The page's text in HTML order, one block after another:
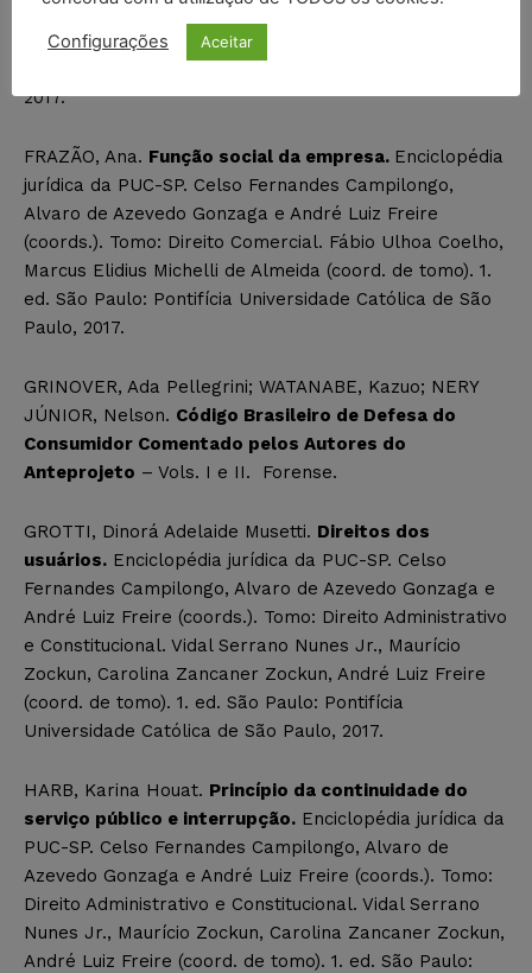
Celso Fernandes Campilongo, Alvaro de Azevedo
Gonzaga, André Luiz Freire (coord. de tomo). 1. ed. São
2017.
FRAZÃO, Ana. Função social da empresa. Enciclopédia
jurídica da PUC-SP. Celso Fernandes Campilongo,
Alvaro de Azevedo Gonzaga e André Luiz Freire
(coords.). Tomo: Direito Comercial. Fábio Ulhoa Coelho,
Marcus Elidius Michelli de Almeida (coord. de tomo). 1.
ed. São Paulo: Pontifícia Universidade Católica de São
Paulo, 2017.
GRINOVER, Ada Pellegrini; WATANABE, Kazuo; NERY
JÚNIOR, Nelson. Código Brasileiro de Defesa do
Consumidor Comentado pelos Autores do
Anteprojeto – Vols. I e II. Forense.
GROTTI, Dinorá Adelaide Musetti. Direitos dos
usuários. Enciclopédia jurídica da PUC-SP. Celso
Fernandes Campilongo, Alvaro de Azevedo Gonzaga e
André Luiz Freire (coords.). Tomo: Direito Administrativo
e Constitucional. Vidal Serrano Nunes Jr., Maurício
Zockun, Carolina Zancaner Zockun, André Luiz Freire
(coord. de tomo). 1. ed. São Paulo: Pontifícia
Universidade Católica de São Paulo, 2017.
HARB, Karina Houat. Princípio da continuidade do
serviço público e interrupção. Enciclopédia jurídica da
PUC-SP. Celso Fernandes Campilongo, Alvaro de
Azevedo Gonzaga e André Luiz Freire (coords.). Tomo:
Direito Administrativo e Constitucional. Vidal Serrano
Nunes Jr., Maurício Zockun, Carolina Zancaner Zockun,
André Luiz Freire (coord. de tomo). 1. ed. São Paulo:
Configurações Aceitar